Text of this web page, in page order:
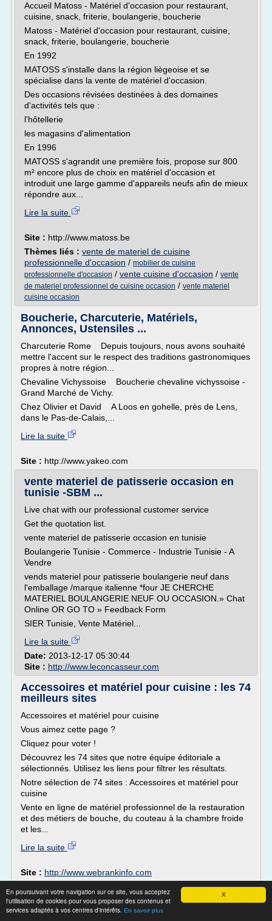
X
En poursuivant votre navigation sur ce site, vous acceptez
l'utilisation de cookies pour vous proposer des contenus et
services adaptés à vos centres d'intérêts. En savoir plus
Accueil Matoss - Matériel d'occasion pour restaurant,
cuisine, snack, friterie, boulangerie, boucherie
Matoss - Matériel d'occasion pour restaurant, cuisine,
snack, friterie, boulangerie, boucherie
En 1992
MATOSS s'installe dans la région liègeoise et se
spécialise dans la vente de matériel d'occasion.
Des occasions révisées destinées à des domaines
d'activités tels que :
l'hôtellerie
les magasins d'alimentation
En 1996
MATOSS s'agrandit une première fois, propose sur 800
m² encore plus de choix en matériel d'occasion et
introduit une large gamme d'appareils neufs afin de mieux
répondre aux...
Lire la suite
Site : http://www.matoss.be
Thèmes liés : vente de materiel de cuisine
professionnelle d'occasion / mobilier de cuisine
professionnelle d'occasion / vente cuisine d'occasion / vente
de materiel professionnel de cuisine occasion / vente materiel
cuisine occasion
Boucherie, Charcuterie, Matériels,
Annonces, Ustensiles ...
Charcuterie Rome Depuis toujours, nous avons souhaité
mettre l'accent sur le respect des traditions gastronomiques
propres à notre région...
Chevaline Vichyssoise Boucherie chevaline vichyssoise -
Grand Marché de Vichy.
Chez Olivier et David A Loos en gohelle, près de Lens,
dans le Pas-de-Calais,...
Lire la suite
Site : http://www.yakeo.com
vente materiel de patisserie occasion en
tunisie -SBM ...
Live chat with our professional customer service
Get the quotation list.
vente materiel de patisserie occasion en tunisie
Boulangerie Tunisie - Commerce - Industrie Tunisie - A
Vendre
vends materiel pour patisserie boulangerie neuf dans
l'emballage /marque italienne *four JE CHERCHE
MATERIEL BOULANGERIE NEUF OU OCCASION.» Chat
Online OR GO TO » Feedback Form
SIER Tunisie, Vente Matériel...
Lire la suite
Date: 2013-12-17 05:30:44
Site : http://www.leconcasseur.com
Accessoires et matériel pour cuisine : les 74
meilleurs sites
Accessoires et matériel pour cuisine
Vous aimez cette page ?
Cliquez pour voter !
Découvrez les 74 sites que notre équipe éditoriale a
sélectionnés. Utilisez les liens pour filtrer les résultats.
Notre sélection de 74 sites : Accessoires et matériel pour
cuisine
Vente en ligne de matériel professionnel de la restauration
et des métiers de bouche, du couteau à la chambre froide
et les...
Lire la suite
Site : http://www.webrankinfo.com
fournisseur materiel cuisine professionnel,
fournisseur ...